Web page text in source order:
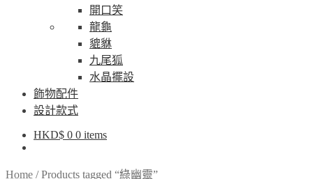
開口笑
龍龜
貔貅
九尾狐
水晶擺設
飾物配件
設計款式
HKD$ 0 0 items
Home /Products tagged “綠幽靈”